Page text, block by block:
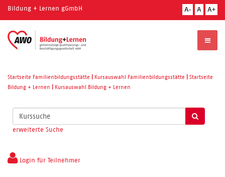
Bildung + Lernen gGmbH A- A A+
Startseite Familienbildungsstätte Kursauswahl Familienbildungsstätte
Startseite
Bildung + Lernen
Kursauswahl Bildung + Lernen
Kurse
suchen
erweiterte Suche
Login für Teilnehmer